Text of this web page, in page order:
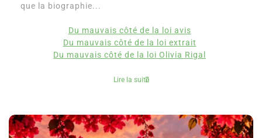
que la biographie...
Du mauvais côté de la loi avis
Du mauvais côté de la loi extrait
Du mauvais côté de la loi Olivia Rigal
Lire la suite